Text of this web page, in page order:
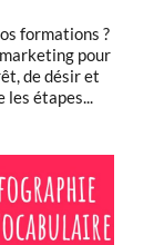
formations ?
pour
de désir et
les étapes...